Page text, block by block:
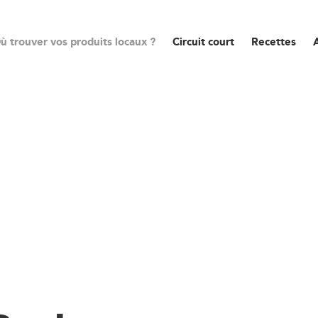
trouver vos produits locaux ? Circuit court Recettes